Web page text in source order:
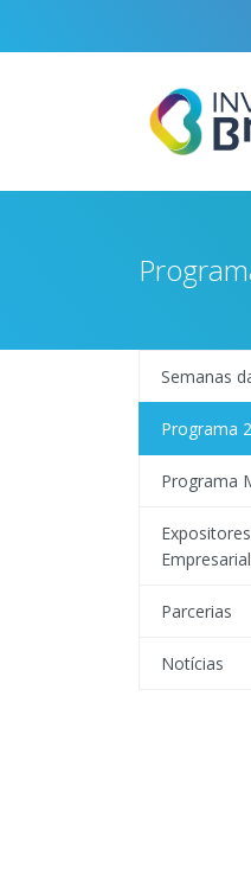
Semanas
Programa
Programa
Empresarial
Parcerias
Notícias